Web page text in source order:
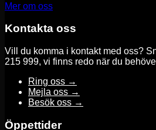
Mer om oss
Kontakta oss
Vill du komma i kontakt med oss?
215 999, vi finns redo när du
Ring oss →
Mejla oss →
Besök oss →
Öppettider